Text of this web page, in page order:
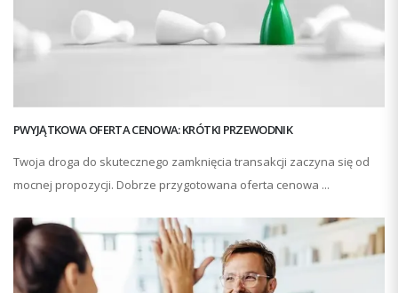
PWYJĄTKOWA OFERTA CENOWA: KRÓTKI PRZEWODNIK
Twoja droga do skutecznego zamknięcia transakcji zaczyna się od
mocnej propozycji. Dobrze przygotowana oferta cenowa ...